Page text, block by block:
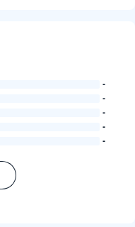
-
-
-
-
-